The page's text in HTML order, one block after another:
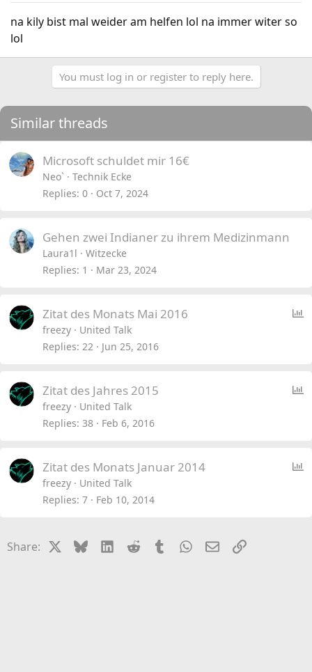
na kily bist mal weider am helfen lol na immer witer so
lol
You must log in or register to reply here.
Similar threads
Microsoft schuldet mir 16€
Neo`
Technik Ecke
Replies 0 Oct 7, 2024
Gehen zwei Indianer zu ihrem Medizinmann
Laura1l
Witzecke
Replies 1 Mar 23, 2024
P
Zitat des Monats Mai 2016
freezy
United Talk
Replies 22 Jun 25, 2016
P
Zitat des Jahres 2015
freezy
United Talk
Replies 38 Feb 6, 2016
P
Zitat des Monats Januar 2014
freezy
United Talk
Replies 7 Feb 10, 2014
Share: BlueskyLinkedIn
Reddit TumblrWhatsApp
EmailLink